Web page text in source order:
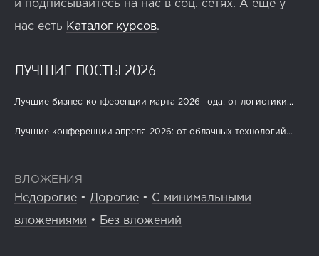
и подписывайтесь на нас в соц. сетях. А ещё у
нас есть Каталог курсов.
ЛУЧШИЕ ПОСТЫ 2026
Лучшие бизнес-конференции марта 2026 года: от логистики...
Лучшие конференции апреля-2026: от облачных технологий...
ВЛОЖЕНИЯ
Недорогие • Дорогие • С минимальными
вложениями • Без вложений